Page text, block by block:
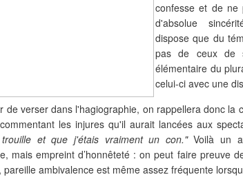
confesse et de ne
d'absolue
dispose que du
pas de ceux de
élémentaire du
celui-ci avec une
de verser dans l'hagiographie, on rappellera donc la
les injures qu'il aurait lancées aux
et que j'étais vraiment un con."Voilà un
mais empreint d’honnêteté : on peut faire preuve
pareille ambivalence est même assez fréquente